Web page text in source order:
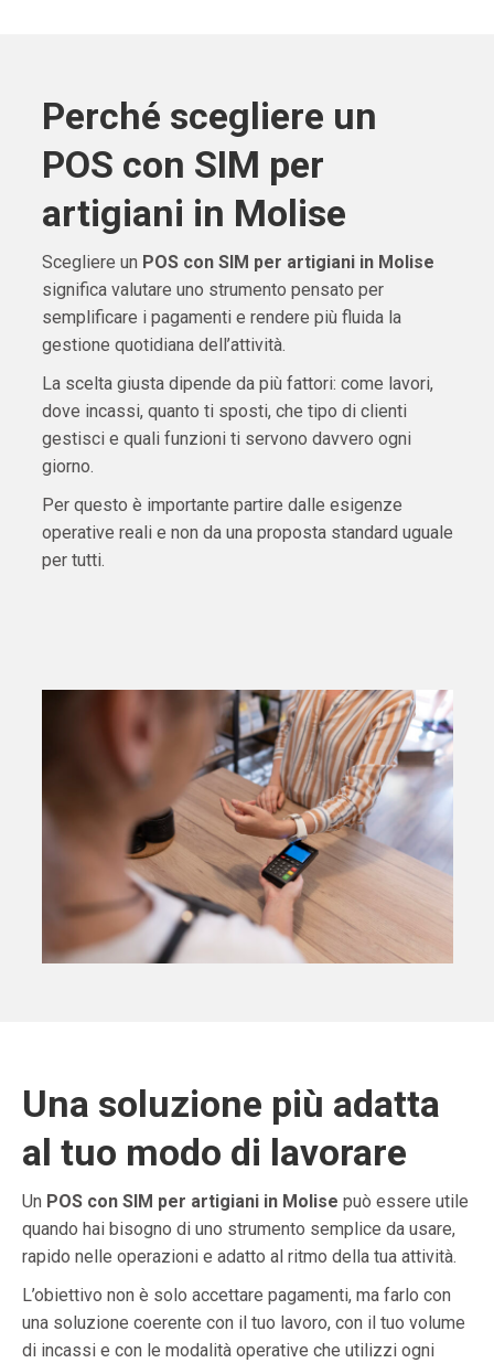
Perché scegliere un
POS con SIM per
artigiani in Molise
Scegliere un POS con SIM per artigiani in Molise
significa valutare uno strumento pensato per
semplificare i pagamenti e rendere più fluida la
gestione quotidiana dell’attività.
La scelta giusta dipende da più fattori: come lavori,
dove incassi, quanto ti sposti, che tipo di clienti
gestisci e quali funzioni ti servono davvero ogni
giorno.
Per questo è importante partire dalle esigenze
operative reali e non da una proposta standard uguale
per tutti.
Una soluzione più adatta
al tuo modo di lavorare
Un POS con SIM per artigiani in Molise può essere utile
quando hai bisogno di uno strumento semplice da usare,
rapido nelle operazioni e adatto al ritmo della tua attività.
L’obiettivo non è solo accettare pagamenti, ma farlo con
una soluzione coerente con il tuo lavoro, con il tuo volume
di incassi e con le modalità operative che utilizzi ogni